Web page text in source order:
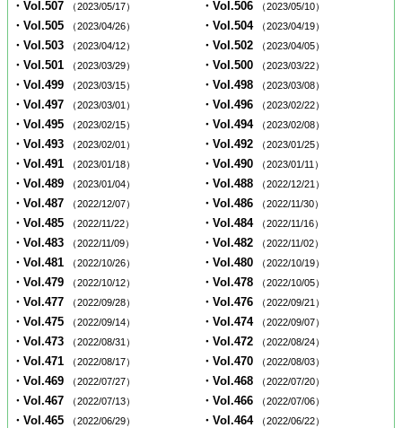
・Vol.507 （2023/05/17） ・Vol.506 （2023/05/10）
・Vol.505 （2023/04/26） ・Vol.504 （2023/04/19）
・Vol.503 （2023/04/12） ・Vol.502 （2023/04/05）
・Vol.501 （2023/03/29） ・Vol.500 （2023/03/22）
・Vol.499 （2023/03/15） ・Vol.498 （2023/03/08）
・Vol.497 （2023/03/01） ・Vol.496 （2023/02/22）
・Vol.495 （2023/02/15） ・Vol.494 （2023/02/08）
・Vol.493 （2023/02/01） ・Vol.492 （2023/01/25）
・Vol.491 （2023/01/18） ・Vol.490 （2023/01/11）
・Vol.489 （2023/01/04） ・Vol.488 （2022/12/21）
・Vol.487 （2022/12/07） ・Vol.486 （2022/11/30）
・Vol.485 （2022/11/22） ・Vol.484 （2022/11/16）
・Vol.483 （2022/11/09） ・Vol.482 （2022/11/02）
・Vol.481 （2022/10/26） ・Vol.480 （2022/10/19）
・Vol.479 （2022/10/12） ・Vol.478 （2022/10/05）
・Vol.477 （2022/09/28） ・Vol.476 （2022/09/21）
・Vol.475 （2022/09/14） ・Vol.474 （2022/09/07）
・Vol.473 （2022/08/31） ・Vol.472 （2022/08/24）
・Vol.471 （2022/08/17） ・Vol.470 （2022/08/03）
・Vol.469 （2022/07/27） ・Vol.468 （2022/07/20）
・Vol.467 （2022/07/13） ・Vol.466 （2022/07/06）
・Vol.465 （2022/06/29） ・Vol.464 （2022/06/22）